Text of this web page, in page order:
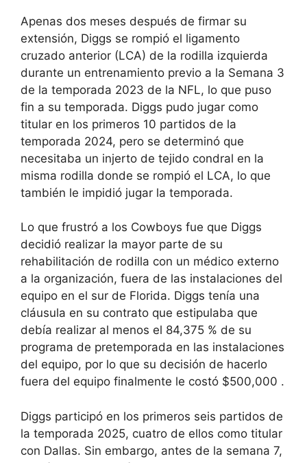
Apenas dos meses después de firmar su
extensión, Diggs se rompió el ligamento
cruzado anterior (LCA) de la rodilla izquierda
durante un entrenamiento previo a la Semana 3
de la temporada 2023 de la NFL, lo que puso
fin a su temporada. Diggs pudo jugar como
titular en los primeros 10 partidos de la
temporada 2024, pero se determinó que
necesitaba un injerto de tejido condral en la
misma rodilla donde se rompió el LCA, lo que
también le impidió jugar la temporada.
Lo que frustró a los Cowboys fue que Diggs
decidió realizar la mayor parte de su
rehabilitación de rodilla con un médico externo
a la organización, fuera de las instalaciones del
equipo en el sur de Florida. Diggs tenía una
cláusula en su contrato que estipulaba que
debía realizar al menos el 84,375 % de su
programa de pretemporada en las instalaciones
del equipo, por lo que su decisión de hacerlo
fuera del equipo finalmente le costó $500,000 .
Diggs participó en los primeros seis partidos de
la temporada 2025, cuatro de ellos como titular
con Dallas. Sin embargo, antes de la semana 7,